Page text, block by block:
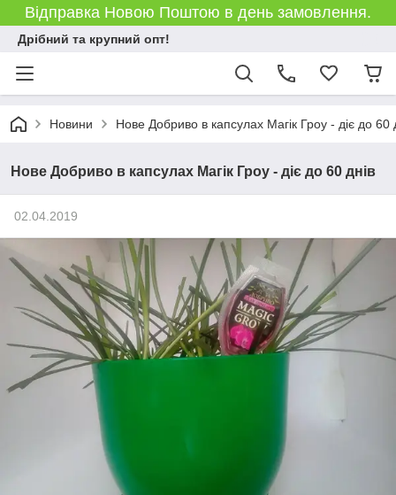
Відправка Новою Поштою в день замовлення.
Дрібний та крупний опт!
Новини Нове Добриво в капсулах Магік Гроу - діє до 60
Нове Добриво в капсулах Магік Гроу - діє до 60 днів
02.04.2019